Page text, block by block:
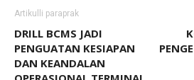
Artikulli paraprak
DRILL BCMS JADI
PENGUATAN KESIAPAN
DAN KEANDALAN